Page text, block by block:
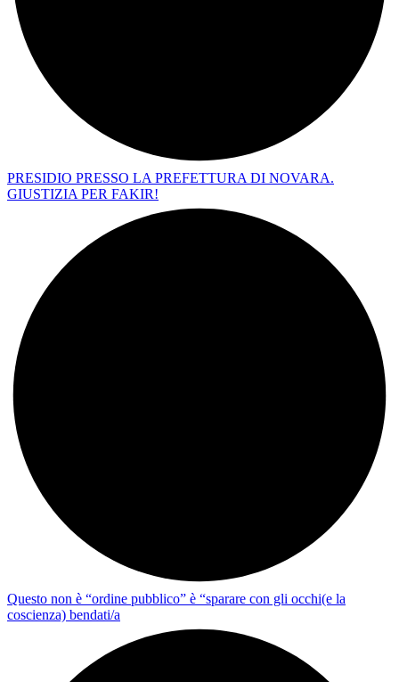
PRESIDIO PRESSO LA PREFETTURA DI NOVARA.
GIUSTIZIA PER FAKIR!
Questo non è “ordine pubblico” è “sparare con gli occhi(e la
coscienza) bendati/a